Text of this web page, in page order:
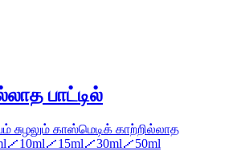
பாட்டில்
சுழலும் காஸ்மெடிக் காற்றில்லாத
／10ml／15ml／30ml／50ml